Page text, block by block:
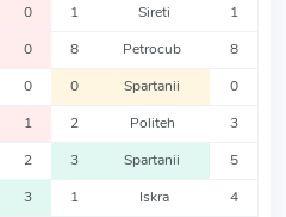
0 1 Sireti 1
0 8 Petrocub 8
0 0 Spartanii 0
1 2 Politeh 3
2 3 Spartanii 5
3 1 Iskra 4